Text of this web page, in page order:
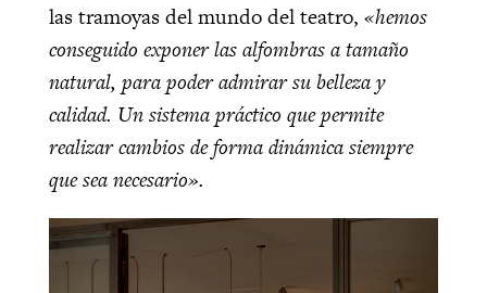
las tramoyas del mundo del teatro, «hemos
conseguido exponer las alfombras a tamaño
natural, para poder admirar su belleza y
calidad. Un sistema práctico que permite
realizar cambios de forma dinámica siempre
que sea necesario».